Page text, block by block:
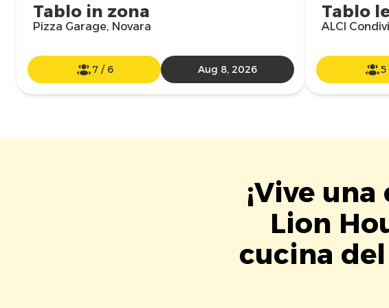
Tablo in zona
Pizza Garage, Novara
7/ 6 Aug 8, 2026
Tablo
ALCI
5
¡Vive
Lion
cucina